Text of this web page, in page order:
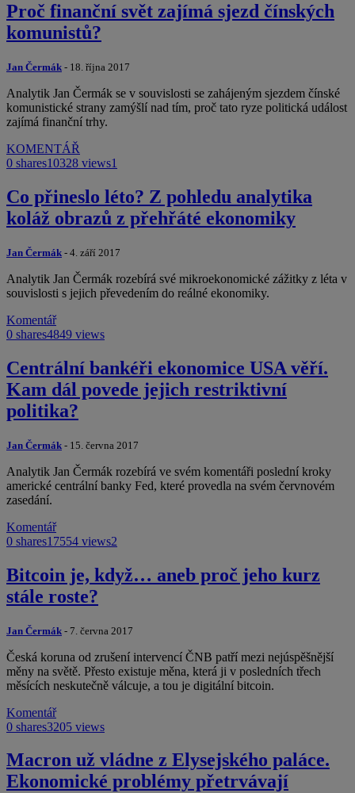
Proč finanční svět zajímá sjezd čínských
komunistů?
Jan Čermák - 18. října 2017
Analytik Jan Čermák se v souvislosti se zahájeným sjezdem čínské
komunistické strany zamýšlí nad tím, proč tato ryze politická událost
zajímá finanční trhy.
KOMENTÁŘ
0 shares10328 views1
Co přineslo léto? Z pohledu analytika
koláž obrazů z přehřáté ekonomiky
Jan Čermák - 4. září 2017
Analytik Jan Čermák rozebírá své mikroekonomické zážitky z léta v
souvislosti s jejich převedením do reálné ekonomiky.
Komentář
0 shares4849 views
Centrální bankéři ekonomice USA věří.
Kam dál povede jejich restriktivní
politika?
Jan Čermák - 15. června 2017
Analytik Jan Čermák rozebírá ve svém komentáři poslední kroky
americké centrální banky Fed, které provedla na svém červnovém
zasedání.
Komentář
0 shares17554 views2
Bitcoin je, když… aneb proč jeho kurz
stále roste?
Jan Čermák - 7. června 2017
Česká koruna od zrušení intervencí ČNB patří mezi nejúspěšnější
měny na světě. Přesto existuje měna, která ji v posledních třech
měsících neskutečně válcuje, a tou je digitální bitcoin.
Komentář
0 shares3205 views
Macron už vládne z Elysejského paláce.
Ekonomické problémy přetrvávají